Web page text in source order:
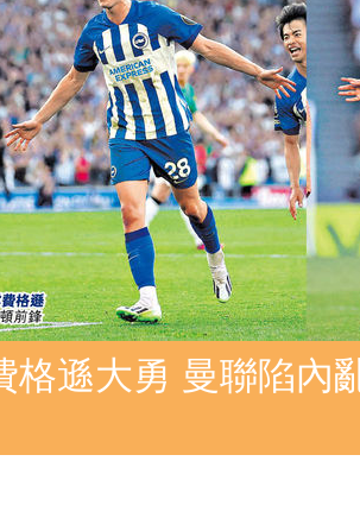
格遜大勇 曼聯陷內